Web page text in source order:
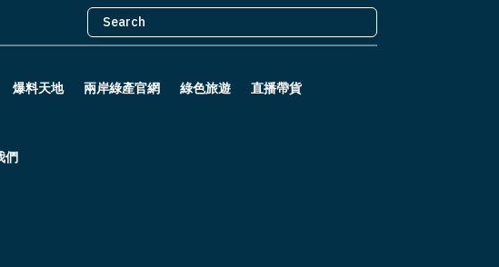
爆料天地 兩岸綠產官網 綠色旅遊 直播帶貨
們